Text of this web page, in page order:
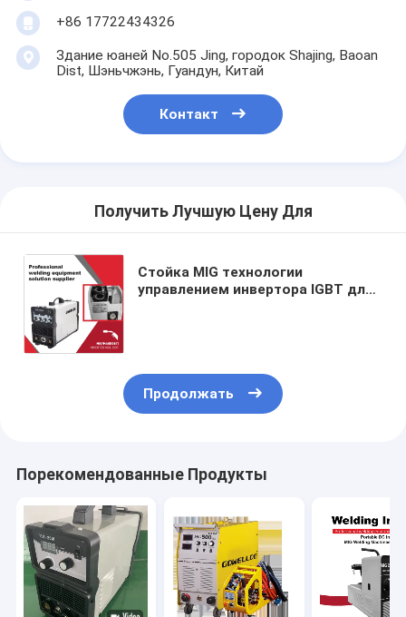
+86 17722434326
Здание юаней No.505 Jing, городок Shajing, Baoan
Dist, Шэньчжэнь, Гуандун, Китай
Контакт
Получить Лучшую Цену Для
Стойка MIG технологии
управлением инвертора IGBT для
Продолжать
Порекомендованные Продукты